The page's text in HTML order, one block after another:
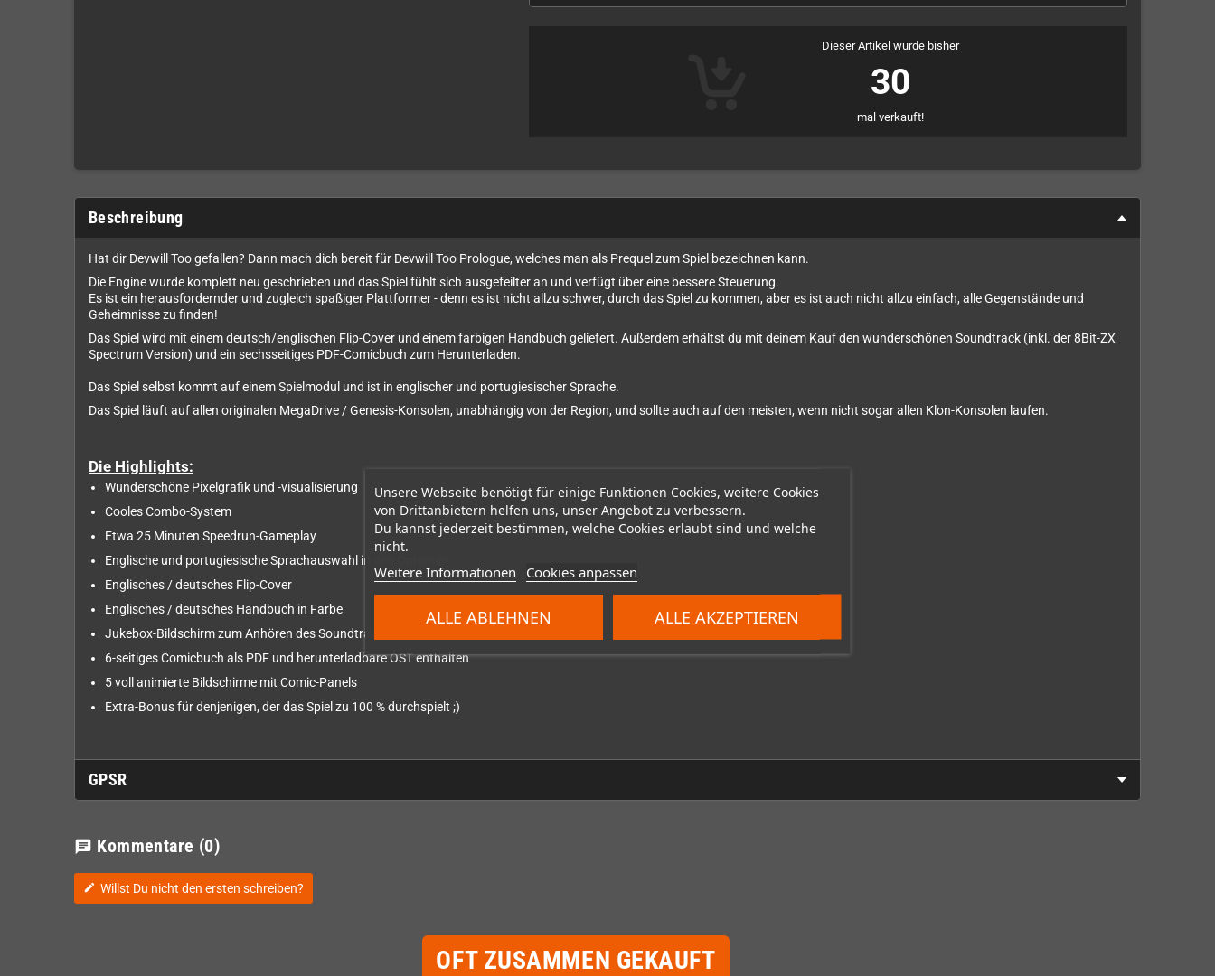
Unsere Webseite benötigt für einige Funktionen Cookies, weitere Cookies
von Drittanbietern helfen uns, unser Angebot zu verbessern.
Du kannst jederzeit bestimmen, welche Cookies erlaubt sind und welche
nicht.
Weitere Informationen Cookies anpassen
ALLE ABLEHNEN ALLE AKZEPTIEREN
Dieser Artikel wurde bisher
30
mal verkauft!
Beschreibung
Hat dir Devwill Too gefallen? Dann mach dich bereit für Devwill Too Prologue, welches man als Prequel zum Spiel bezeichnen kann.
Die Engine wurde komplett neu geschrieben und das Spiel fühlt sich ausgefeilter an und verfügt über eine bessere Steuerung.
Es ist ein herausfordernder und zugleich spaßiger Plattformer - denn es ist nicht allzu schwer, durch das Spiel zu kommen, aber es ist auch nicht allzu einfach, alle Gegenstände und
Geheimnisse zu finden!
Das Spiel wird mit einem deutsch/englischen Flip-Cover und einem farbigen Handbuch geliefert. Außerdem erhältst du mit deinem Kauf den wunderschönen Soundtrack (inkl. der 8Bit-ZX
Spectrum Version) und ein sechsseitiges PDF-Comicbuch zum Herunterladen.
Das Spiel selbst kommt auf einem Spielmodul und ist in englischer und portugiesischer Sprache.
Das Spiel läuft auf allen originalen MegaDrive / Genesis-Konsolen, unabhängig von der Region, und sollte auch auf den meisten, wenn nicht sogar allen Klon-Konsolen laufen.
Die Highlights:
Wunderschöne Pixelgrafik und -visualisierung
Cooles Combo-System
Etwa 25 Minuten Speedrun-Gameplay
Englische und portugiesische Sprachauswahl in den Optionen.
Englisches / deutsches Flip-Cover
Englisches / deutsches Handbuch in Farbe
Jukebox-Bildschirm zum Anhören des Soundtracks direkt auf der Konsole
6-seitiges Comicbuch als PDF und herunterladbare OST enthalten
5 voll animierte Bildschirme mit Comic-Panels
Extra-Bonus für denjenigen, der das Spiel zu 100 % durchspielt ;)
GPSR
chat Kommentare (0)
edit Willst Du nicht den ersten schreiben?
OFT ZUSAMMEN GEKAUFT